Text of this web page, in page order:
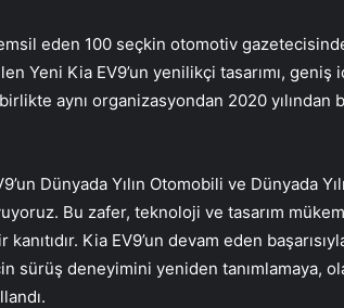
eden 100 seçkin otomotiv
Yeni Kia EV9’un yenilikçi tasarımı, geniş
aynı organizasyondan 2020 yılından
Dünyada Yılın Otomobili ve Dünyada
Bu zafer, teknoloji ve tasarım
kanıtıdır. Kia EV9’un devam eden
sürüş deneyimini yeniden tanımlamaya,